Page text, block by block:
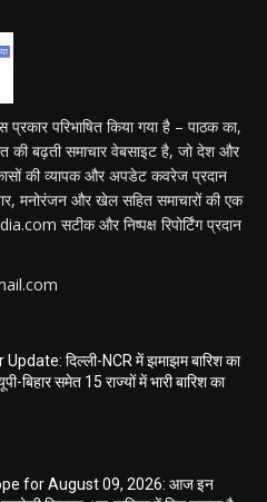
परिभाषित किया गया है – पाठक का,
की बढ़ती समाचार वेबसाइट है, जो देश और
की व्यापक और अपडेट कवरेज प्रदान
मनोरंजन और खेल सहित समाचारों की एक
सटीक और निष्पक्ष रिपोर्टिंग प्रदान
दिल्ली-NCR में झमाझम बारिश का
बिहार समेत 15 राज्यों में भारी बारिश का
for August 09, 2026: आज इन